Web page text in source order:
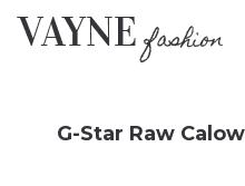
G-Star Raw